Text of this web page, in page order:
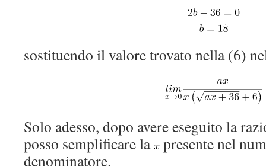
sostituendo il valore trovato nella (6)
Solo adesso, dopo avere eseguito la
posso semplificare la
presente nel
denominatore.